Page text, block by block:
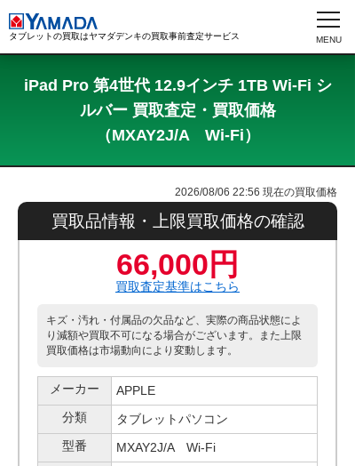
タブレットの買取はヤマダデンキの買取事前査定サービス
iPad Pro 第4世代 12.9インチ 1TB Wi-Fi シ
ルバー 買取査定・買取価格
（MXAY2J/A Wi-Fi）
2026/08/06 22:56 現在の買取価格
買取品情報・上限買取価格の確認
66,000円
買取査定基準はこちら
キズ・汚れ・付属品の欠品など、実際の商品状態によ
り減額や買取不可になる場合がございます。また上限
買取価格は市場動向により変動します。
メーカー
APPLE
分類
タブレットパソコン
型番
MXAY2J/A Wi-Fi